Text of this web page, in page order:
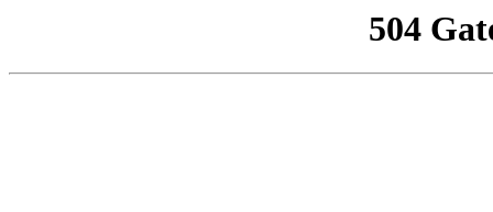
504